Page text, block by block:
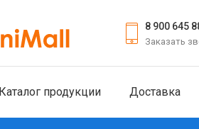
8 900 645
Заказать
Каталог продукции Доставка